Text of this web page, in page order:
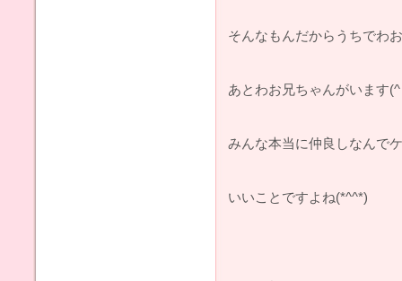
そんなもんだからうちでわ
あとわお兄ちゃんがいます
みんな本当に仲良しなんで
いいことですよね(*^^*)